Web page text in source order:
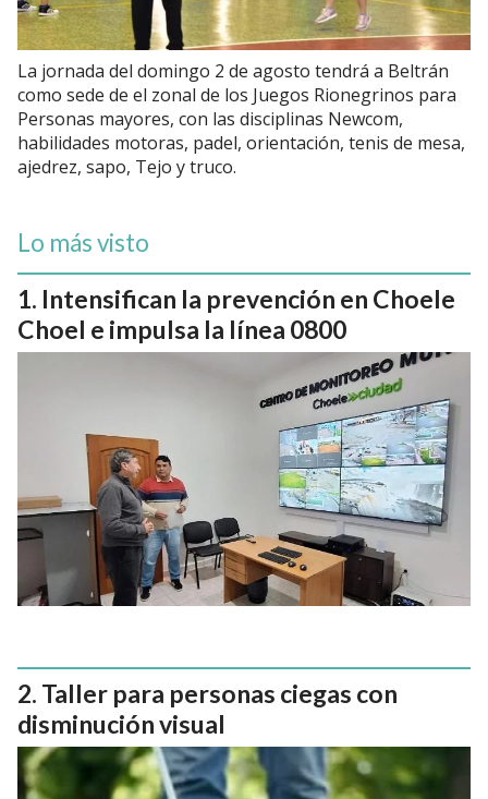
La jornada del domingo 2 de agosto tendrá a Beltrán
como sede de el zonal de los Juegos Rionegrinos para
Personas mayores, con las disciplinas Newcom,
habilidades motoras, padel, orientación, tenis de mesa,
ajedrez, sapo, Tejo y truco.
Lo más visto
Intensifican la prevención en Choele
Choel e impulsa la línea 0800
Taller para personas ciegas con
disminución visual